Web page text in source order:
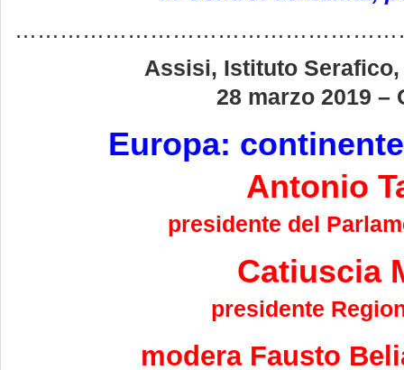
Assisi, Istituto Serafico,
28 marzo 2019 –
Europa:
Antonio
presidente del
Catiuscia
presidente
modera Fausto